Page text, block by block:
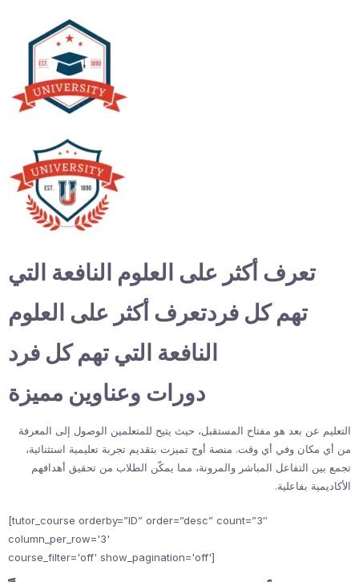
تعرف أكثر على العلوم النافعة التي
تهم كل فردتعرف أكثر على العلوم
النافعة التي تهم كل فرد
دورات وعناوين مميزة
التعليم عن بعد هو مفتاح المستقبل، حيث يتيح للمتعلمين الوصول إلى المعرفة
من أي مكان وفي أي وقت. منصة أوج تميزت بتقديم تجربة تعليمية استثنائية،
تجمع بين التفاعل المباشر والمرونة، مما يمكّن الطلاب من تحقيق أهدافهم
الأكاديمية بفاعلية.
[tutor_course orderby=”ID” order=”desc” count=”3″
column_per_row='3'
course_filter='off' show_pagination='off']